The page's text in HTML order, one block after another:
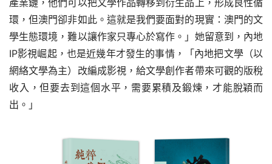
產業鏈，他們可以把文學作品轉移到衍生品上，形成良性循
環，但澳門卻非如此。這就是我們要面對的現實：澳門的文
學生態環境，難以讓作家只專心於寫作。」她留意到，內地
IP影視崛起，也是近幾年才發生的事情，「內地把文學（以
網絡文學為主）改編成影視，給文學創作者帶來可觀的版稅
收入，但要去到這個水平，需要累積及鍛煉，才能脫穎而
出。」